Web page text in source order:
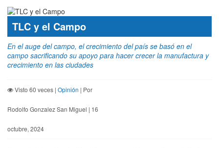
TLC y el Campo
En el auge del campo, el crecimiento del país se basó en el
campo sacrificando su apoyo para hacer crecer la manufactura y
crecimiento en las ciudades
Visto 60 veces | Opinión | Por
Rodolfo Gonzalez San Miguel | 16
octubre, 2024